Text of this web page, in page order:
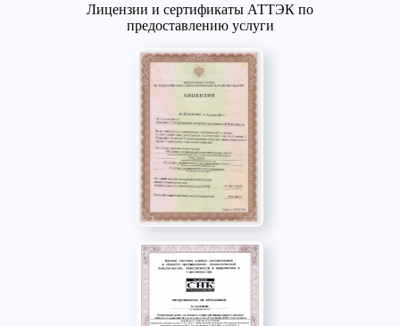
Лицензии и сертификаты АТТЭК по
предоставлению услуги